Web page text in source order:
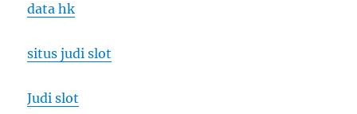
data hk
situs judi slot
Judi slot